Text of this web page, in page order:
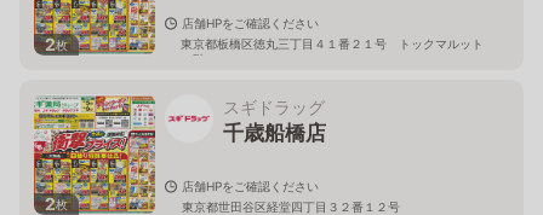
2枚
店舗HPをご確認ください
東京都板橋区徳丸三丁目４１番２１号 トックマルット
１階
2枚
スギドラッグ
千歳船橋店
店舗HPをご確認ください
東京都世田谷区経堂四丁目３２番１２号